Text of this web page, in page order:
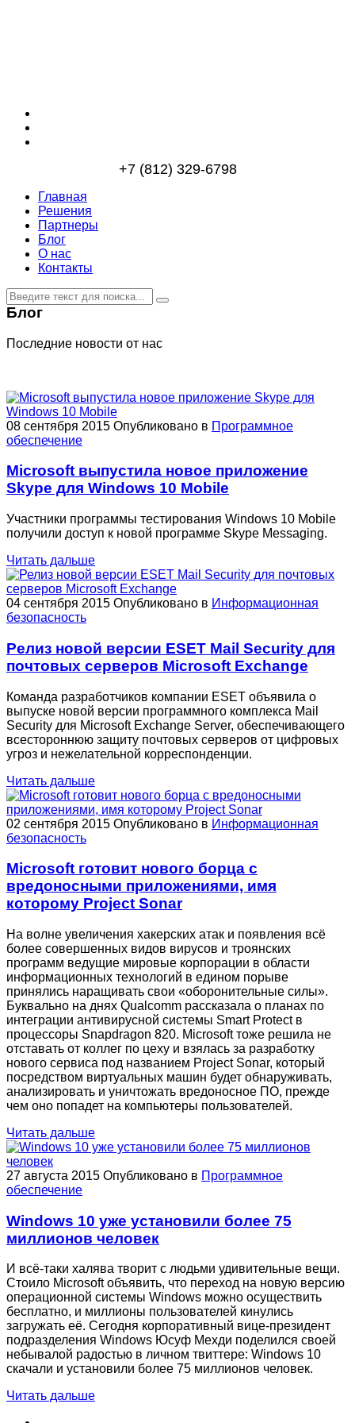
+7 (812) 329-6798
Главная
Решения
Партнеры
Блог
О нас
Контакты
Блог
Последние новости от нас
08 сентября 2015 Опубликовано в Программное
обеспечение
Microsoft выпустила новое приложение
Skype для Windows 10 Mobile
Участники программы тестирования Windows 10 Mobile
получили доступ к новой программе Skype Messaging.
Читать дальше
04 сентября 2015 Опубликовано в Информационная
безопасность
Релиз новой версии ESET Mail Security для
почтовых серверов Microsoft Exchange
Команда разработчиков компании ESET объявила о
выпуске новой версии программного комплекса Mail
Security для Microsoft Exchange Server, обеспечивающего
всестороннюю защиту почтовых серверов от цифровых
угроз и нежелательной корреспонденции.
Читать дальше
02 сентября 2015 Опубликовано в Информационная
безопасность
Microsoft готовит нового борца с
вредоносными приложениями, имя
которому Project Sonar
На волне увеличения хакерских атак и появления всё
более совершенных видов вирусов и троянских
программ ведущие мировые корпорации в области
информационных технологий в едином порыве
принялись наращивать свои «оборонительные силы».
Буквально на днях Qualcomm рассказала о планах по
интеграции антивирусной системы Smart Protect в
процессоры Snapdragon 820. Microsoft тоже решила не
отставать от коллег по цеху и взялась за разработку
нового сервиса под названием Project Sonar, который
посредством виртуальных машин будет обнаруживать,
анализировать и уничтожать вредоносное ПО, прежде
чем оно попадет на компьютеры пользователей.
Читать дальше
27 августа 2015 Опубликовано в Программное
обеспечение
Windows 10 уже установили более 75
миллионов человек
И всё-таки халява творит с людьми удивительные вещи.
Стоило Microsoft объявить, что переход на новую версию
операционной системы Windows можно осуществить
бесплатно, и миллионы пользователей кинулись
загружать её. Сегодня корпоративный вице-президент
подразделения Windows Юсуф Мехди поделился своей
небывалой радостью в личном твиттере: Windows 10
скачали и установили более 75 миллионов человек.
Читать дальше